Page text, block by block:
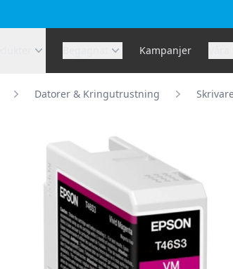
Kampanjer
Datorer & Kringutrustning